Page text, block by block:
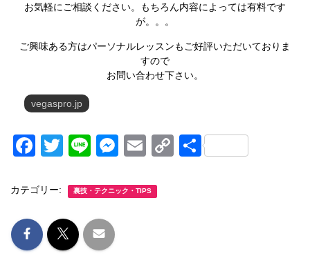
お気軽にご相談ください。もちろん内容によっては有料です
が。。。
ご興味ある方はパーソナルレッスンもご好評いただいておりま
すので
お問い合わせ下さい。
vegaspro.jp
F
c
b
o
T
tt
Li
e
M
ss
E
ail
C 共
カテゴリー: 裏技・テクニック・TIPS